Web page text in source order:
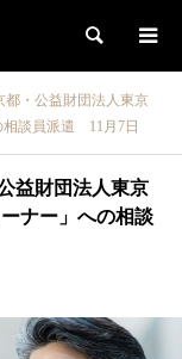
検索
都・公益財団法人東京
相談員派遣 11月7日
益財団法人東京
ナー」への相談